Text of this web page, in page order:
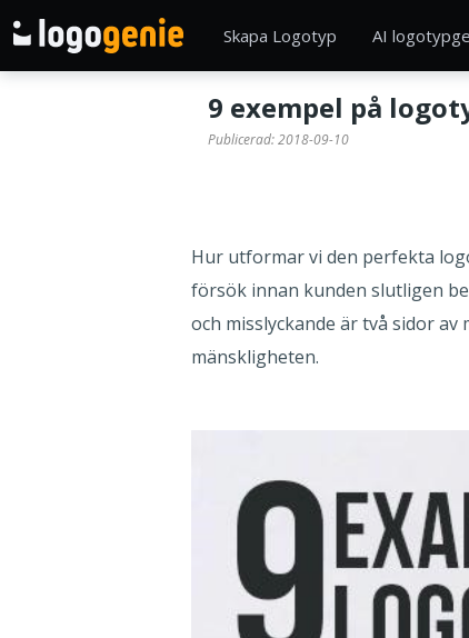
Skapa Logotyp AI
9 exempel på
Publicerad:2018-09-10
Hur utformar vi den perfekta
försök innan kunden slutligen
och misslyckande är två sidor
mänskligheten.